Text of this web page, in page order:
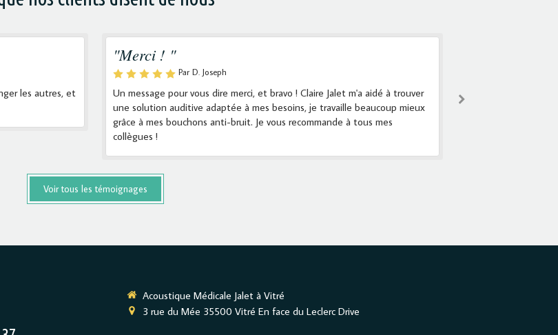
les autres, et
"Merci ! "
Par D. Joseph
Un message pour vous dire merci, et bravo ! Claire Jalet m'a aidé à trouver
une solution auditive adaptée à mes besoins, je travaille beaucoup mieux
grâce à mes bouchons anti-bruit. Je vous recommande à tous mes
collègues !
Voir tous les témoignages
Acoustique Médicale Jalet à Vitré
3 rue du Mée 35500 Vitré En face du Leclerc Drive